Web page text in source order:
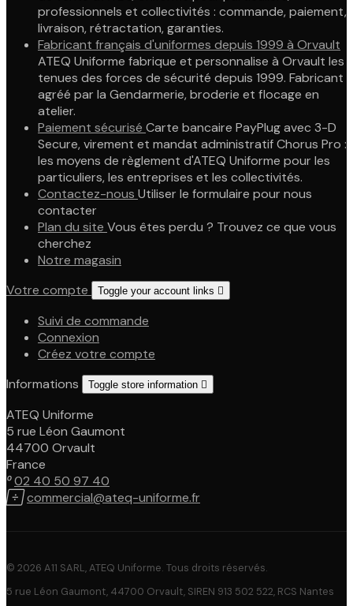
professionnels et collectivités : commande, paiement,
livraison, rétractation, garanties.
Fabricant français d'uniformes depuis 1999 à Orvault
ATEQ Uniforme fabrique et personnalise à Orvault les
tenues des forces de sécurité depuis 1999. Fabricant
agréé par la Gendarmerie, broderie et flocage en
atelier.
Paiement sécurisé Carte bancaire PayPlug avec 3-D
Secure, virement et mandat administratif Chorus Pro :
les moyens de règlement d'ATEQ Uniforme pour les
particuliers, les entreprises et les collectivités.
Contactez-nous Utiliser le formulaire pour nous
contacter
Plan du site Vous êtes perdu ? Trouvez ce que vous
cherchez
Notre magasin
Votre compte
Toggle your account links 
Suivi de commande
Connexion
Créez votre compte
Informations
Toggle store information 
ATEQ Uniforme
5 rue Léon Gaumont
44700 Orvault
France
02 40 50 97 40
commercial@ateq-uniforme.fr
© 2026 A11 SARL, ATEQ Uniforme. Tous droits réservés.
5 rue Léon Gaumont, 44700 Orvault, SIREN 913 502 522, RCS Nantes